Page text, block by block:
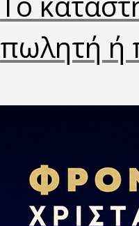
πωλητή ή